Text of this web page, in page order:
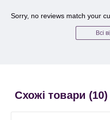
Sorry, no reviews match your
Всі
Схожі товари (10)